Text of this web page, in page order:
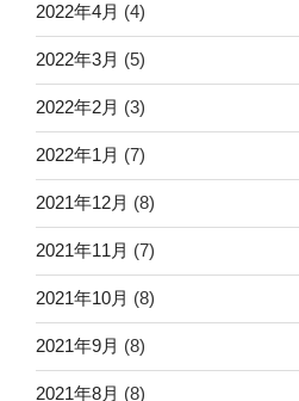
2022年4月 (4)
2022年3月 (5)
2022年2月 (3)
2022年1月 (7)
2021年12月 (8)
2021年11月 (7)
2021年10月 (8)
2021年9月 (8)
2021年8月 (8)